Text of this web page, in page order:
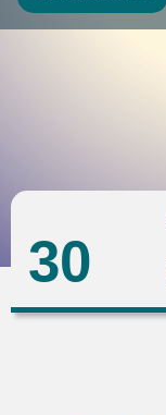
30